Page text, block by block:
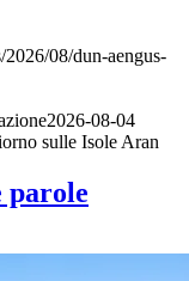
08/dun-aengus-
2026-08-04
sulle Isole Aran
parole